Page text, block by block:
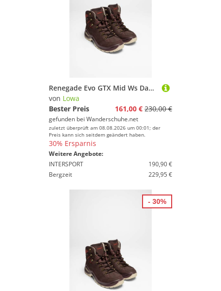
Renegade Evo GTX Mid Ws Damen (Altrosa/Ton)
von Lowa
Bester Preis
161,00 € 230,00 €
gefunden bei Wanderschuhe.net
zuletzt überprüft am 08.08.2026 um 00:01; der
Preis kann sich seitdem geändert haben.
30% Ersparnis
Weitere Angebote:
INTERSPORT
190,90 €
Bergzeit
229,95 €
- 30%